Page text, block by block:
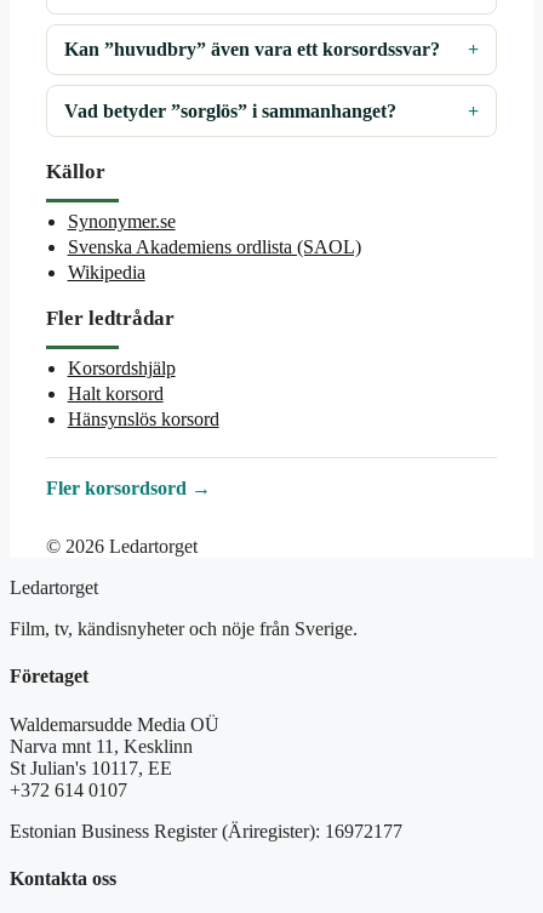
Kan ”huvudbry” även vara ett korsordssvar?
Vad betyder ”sorglös” i sammanhanget?
Källor
Synonymer.se
Svenska Akademiens ordlista (SAOL)
Wikipedia
Fler ledtrådar
Korsordshjälp
Halt korsord
Hänsynslös korsord
Fler korsordsord →
© 2026 Ledartorget
Ledartorget
Film, tv, kändisnyheter och nöje från Sverige.
Företaget
Waldemarsudde Media OÜ
Narva mnt 11, Kesklinn
St Julian's 10117, EE
+372 614 0107
Estonian Business Register (Äriregister): 16972177
Kontakta oss